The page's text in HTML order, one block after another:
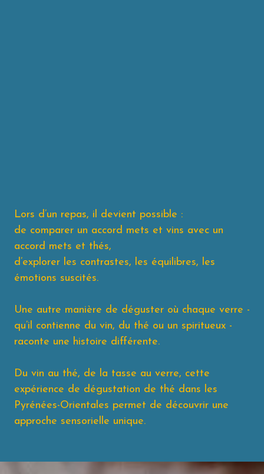
Lors d’un repas, il devient possible :
de comparer un accord mets et vins avec un
accord mets et thés,
d’explorer les contrastes, les équilibres, les
émotions suscités.
Une autre manière de déguster où chaque verre -
qu’il contienne du vin, du thé ou un spiritueux -
raconte une histoire différente.
Du vin au thé, de la tasse au verre, cette
expérience de dégustation de thé dans les
Pyrénées-Orientales permet de découvrir une
approche sensorielle unique.